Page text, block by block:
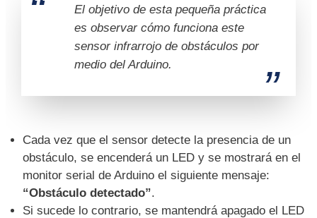
El objetivo de esta pequeña práctica
es observar cómo funciona este
sensor infrarrojo de obstáculos por
medio del Arduino.
Cada vez que el sensor detecte la presencia de un
obstáculo, se encenderá un LED y se mostrará en el
monitor serial de Arduino el siguiente mensaje:
“Obstáculo detectado”.
Si sucede lo contrario, se mantendrá apagado el LED